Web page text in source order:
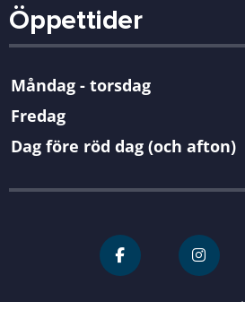
Öppettider
Måndag - torsdag
Fredag
Dag före röd dag (och afton)
För personal